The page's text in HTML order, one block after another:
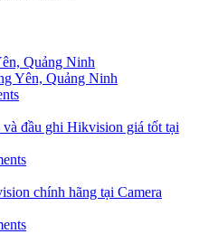
Yên, Quảng Ninh
đầu ghi Hikvision giá tốt tại
chính hãng tại Camera